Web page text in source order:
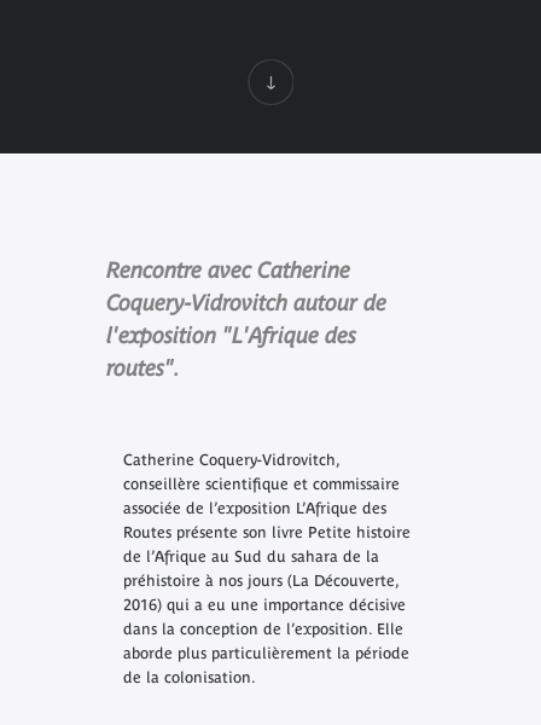
Rencontre avec Catherine
Coquery-Vidrovitch autour de
l'exposition "L'Afrique des
routes".
Catherine Coquery-Vidrovitch,
conseillère scientifique et commissaire
associée de l’exposition L’Afrique des
Routes présente son livre Petite histoire
de l’Afrique au Sud du sahara de la
préhistoire à nos jours(La Découverte,
2016) qui a eu une importance décisive
dans la conception de l’exposition. Elle
aborde plus particulièrement la période
de la colonisation.